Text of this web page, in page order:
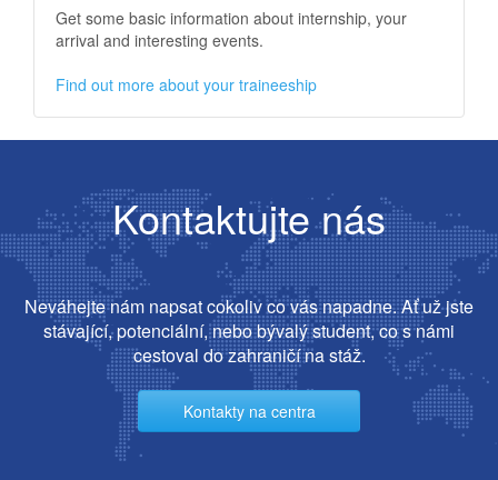
Get some basic information about internship, your
arrival and interesting events.
Find out more about your traineeship
Kontaktujte nás
Neváhejte nám napsat cokoliv co vás napadne. Ať už jste
stávající, potenciální, nebo bývalý student, co s námi
cestoval do zahraničí na stáž.
Kontakty na centra